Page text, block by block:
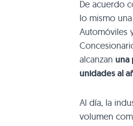
De acuerdo
lo mismo
Automóviles
alcanzan una
unidades al
Al día, la
volumen